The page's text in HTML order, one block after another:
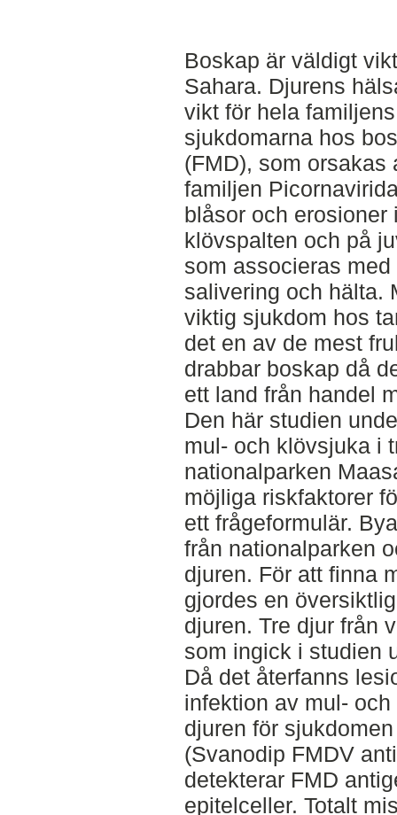
Boskap är väldigt
Sahara. Djurens
vikt för hela
sjukdomarna hos
(FMD), som orsakas
familjen
blåsor och erosioner
klövspalten och på
som associeras
salivering och hälta.
viktig sjukdom hos
det en av de mest
drabbar boskap då
ett land från handel
Den här studien
mul- och klövsjuka i
nationalparken
möjliga riskfaktorer
ett frågeformulär.
från nationalparken
djuren. För att finna
gjordes en
djuren. Tre djur från
som ingick i studien
Då det återfanns
infektion av mul-
djuren för
(Svanodip FMDV
detekterar FMD
epitelceller. Totalt